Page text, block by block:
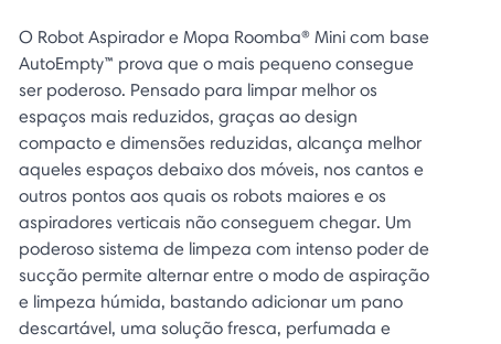
O Robot Aspirador e Mopa Roomba® Mini com base
AutoEmpty™ prova que o mais pequeno consegue
ser poderoso. Pensado para limpar melhor os
espaços mais reduzidos, graças ao design
compacto e dimensões reduzidas, alcança melhor
aqueles espaços debaixo dos móveis, nos cantos e
outros pontos aos quais os robots maiores e os
aspiradores verticais não conseguem chegar. Um
poderoso sistema de limpeza com intenso poder de
sucção permite alternar entre o modo de aspiração
e limpeza húmida, bastando adicionar um pano
descartável, uma solução fresca, perfumada e